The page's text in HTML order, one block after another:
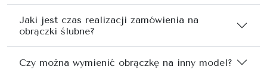
Jaki jest czas realizacji zamówienia na
obrączki ślubne?
Czy można wymienić obrączkę na inny model?